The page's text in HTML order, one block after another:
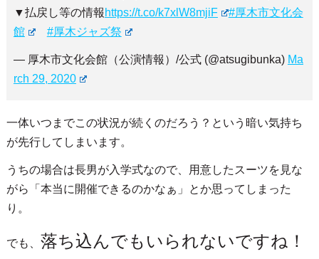
▼払戻し等の情報 https://t.co/k7xlW8mjiF
#厚木市文化会
館
#厚木ジャズ祭
— 厚木市文化会館（公演情報）/公式 (@atsugibunka) Ma
rch 29, 2020
一体いつまでこの状況が続くのだろう？という暗い気持ち
が先行してしまいます。
うちの場合は長男が入学式なので、用意したスーツを見な
がら「本当に開催できるのかなぁ」とか思ってしまった
り。
でも、 落ち込んでもいられないですね！